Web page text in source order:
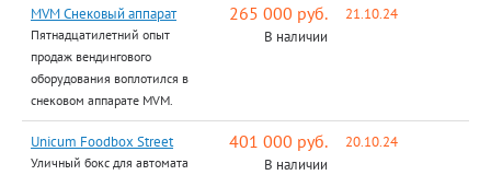
MVM Снековый аппарат
Пятнадцатилетний опыт
продаж вендингового
оборудования воплотился в
снековом аппарате MVM.
265 000 руб.
В наличии
21.10.24
Unicum Foodbox Street
Уличный бокс для автомата
401 000 руб.
В наличии
20.10.24